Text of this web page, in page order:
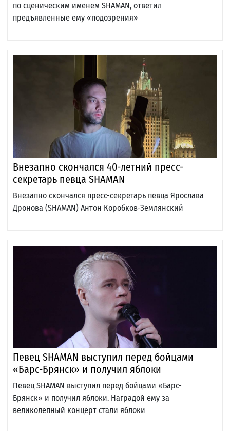
по сценическим именем SHAMAN, ответил
предъявленные ему «подозрения»
Внезапно скончался 40-летний пресс-
секретарь певца SHAMAN
Внезапно скончался пресс-секретарь певца Ярослава
Дронова (SHAMAN) Антон Коробков-Землянский
Певец SHAMAN выступил перед бойцами
«Барс-Брянск» и получил яблоки
Певец SHAMAN выступил перед бойцами «Барс-
Брянск» и получил яблоки. Наградой ему за
великолепный концерт стали яблоки